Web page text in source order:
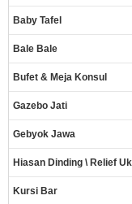
Baby Tafel
Bale Bale
Bufet & Meja Konsul
Gazebo Jati
Gebyok Jawa
Hiasan Dinding \ Relief
Kursi Bar